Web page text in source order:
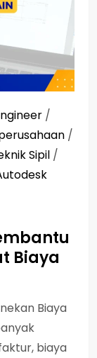
/
/
Sipil /
Biaya
Biaya
biaya